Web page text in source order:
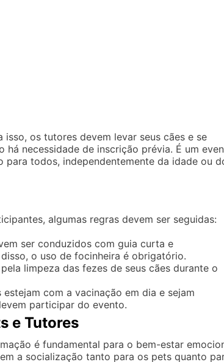
os tutores devem levar seus cães e se
necessidade de inscrição prévia. É um
todos, independentemente da idade ou
algumas regras devem ser seguidas:
ser conduzidos com guia curta e
o uso de focinheira é obrigatório.
limpeza das fezes de seus cães durante o
com a vacinação em dia e sejam
participar do evento.
e Tutores
é fundamental para o bem-estar
a socialização tanto para os pets quanto